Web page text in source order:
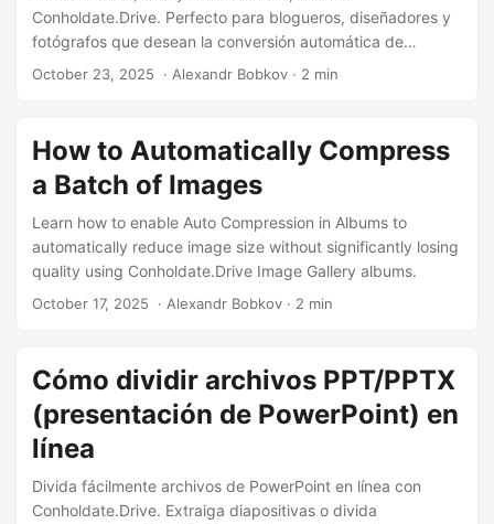
Conholdate.Drive. Perfecto para blogueros, diseñadores y
fotógrafos que desean la conversión automática de
formatos de imagen al subirlas.
October 23, 2025 ‎ · Alexandr Bobkov · 2 min
How to Automatically Compress
a Batch of Images
Learn how to enable Auto Compression in Albums to
automatically reduce image size without significantly losing
quality using Conholdate.Drive Image Gallery albums.
October 17, 2025 ‎ · Alexandr Bobkov · 2 min
Cómo dividir archivos PPT/PPTX
(presentación de PowerPoint) en
línea
Divida fácilmente archivos de PowerPoint en línea con
Conholdate.Drive. Extraiga diapositivas o divida